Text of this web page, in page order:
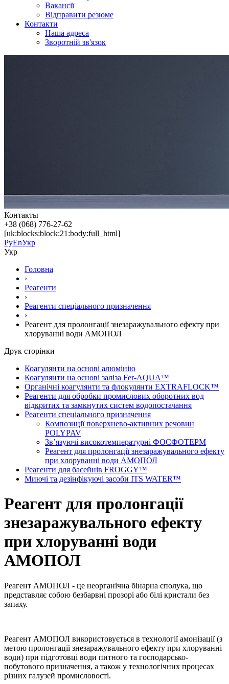
Вакансії
Відправити резюме
Контакти
Наша адреса
Зворотній зв'язок
Контакты
+38 (068) 776-27-62
[uk:blocks:block:21:body:full_html]
РуEnУкр
Укр
Головна
›
Реагенти
›
Реагенти спеціального призначення
›
Реагент для пролонгації знезаражувального ефекту при
хлоруванні води АМОПОЛ
Друк сторінки
Коагулянти на основі алюмінію
Коагулянти на основі заліза Fer-AQUA™
Органічні коагулянти та флокулянти EXTRAFLOCK™
Реагенти для обробки промислових оборотних вод
відкритих та замкнутих систем водопостачання
Реагенти спеціального призначення
Композиції поверхнево-активних речовин
POLYPAV
Зв’язуючі високотемпературні ФОСФОТЕРМ
Реагент для пролонгації знезаражувального ефекту
при хлоруванні води АМОПОЛ
Реагенти для басейнів FROGGY™
Миючі та дезінфікуючі засоби ITS WATER™
Реагент для пролонгації
знезаражувального ефекту
при хлоруванні води
АМОПОЛ
Реагент АМОПОЛ - це неорганічна бінарна сполука, що
представляє собою безбарвні прозорі або білі кристали без
запаху.
Реагент АМОПОЛ використовується в технології амонізації (з
метою пролонгації знезаражувального ефекту при хлоруванні
води) при підготовці води питного та господарсько-
побутового призначення, а також у технологічних процесах
різних галузей промисловості.